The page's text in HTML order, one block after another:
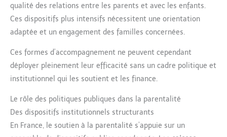
qualité des relations entre les parents et avec les enfants.
Ces dispositifs plus intensifs nécessitent une orientation
adaptée et un engagement des familles concernées.
Ces formes d’accompagnement ne peuvent cependant
déployer pleinement leur efficacité sans un cadre politique et
institutionnel qui les soutient et les finance.
Le rôle des politiques publiques dans la parentalité
Des dispositifs institutionnels structurants
En France, le soutien à la parentalité s’appuie sur un